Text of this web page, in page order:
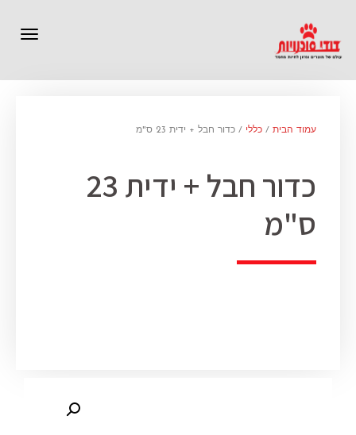
עמוד הבית / כללי / כדור חבל + ידית 23 ס"מ
כדור חבל + ידית 23
ס"מ